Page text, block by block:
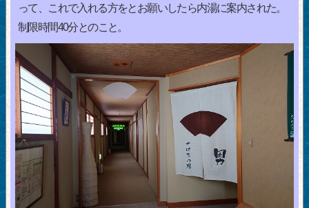
って、これで入れる方をとお願いしたら内湯に案内された。
制限時間40分とのこと。